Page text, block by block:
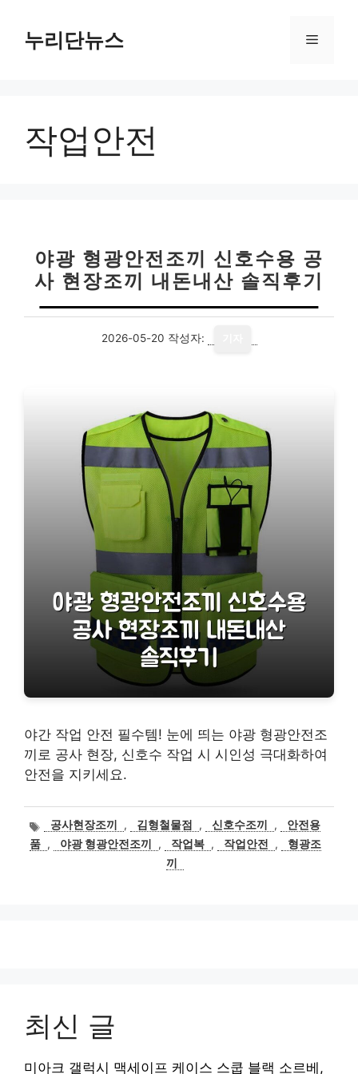
누리단뉴스 메
작업안전
야광 형광안전조끼 신호수용 공
사 현장조끼 내돈내산 솔직후기
2026-05-20 작성자:
야간 작업 안전 필수템! 눈에 띄는 야광 형광안전조
끼로 공사 현장, 신호수 작업 시 시인성 극대화하여
안전을 지키세요.
태공사현장조끼 , 김형철물점 , 신호수조끼 ,
안전용
품 , 야광 형광안전조끼 , 작업복 , 작업안전 ,
형광조
끼
최신 글
미아크 갤럭시 맥세이프 케이스 스쿱 블랙 소르베,